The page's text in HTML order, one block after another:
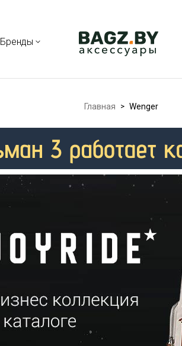
Бренды
Главная > Wenger